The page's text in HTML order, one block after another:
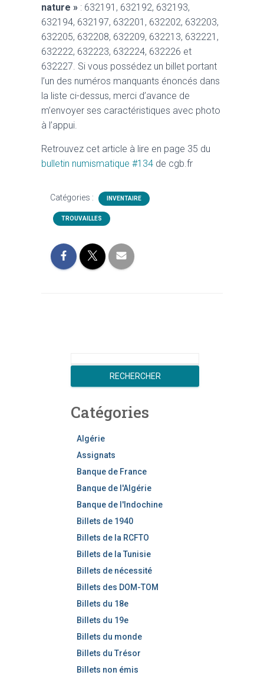
nature » : 632191, 632192, 632193,
632194, 632197, 632201, 632202, 632203,
632205, 632208, 632209, 632213, 632221,
632222, 632223, 632224, 632226 et
632227. Si vous possédez un billet portant
l’un des numéros manquants énoncés dans
la liste ci-dessus, merci d’avance de
m’envoyer ses caractéristiques avec photo
à l’appui.
Retrouvez cet article à lire en page 35 du
bulletin numismatique #134 de cgb.fr
Catégories : INVENTAIRE
TROUVAILLES
c
e
RECHERCHER
Catégories
Algérie
Assignats
Banque de France
Banque de l'Algérie
Banque de l'Indochine
Billets de 1940
Billets de la RCFTO
Billets de la Tunisie
Billets de nécessité
Billets des DOM-TOM
Billets du 18e
Billets du 19e
Billets du monde
Billets du Trésor
Billets non émis